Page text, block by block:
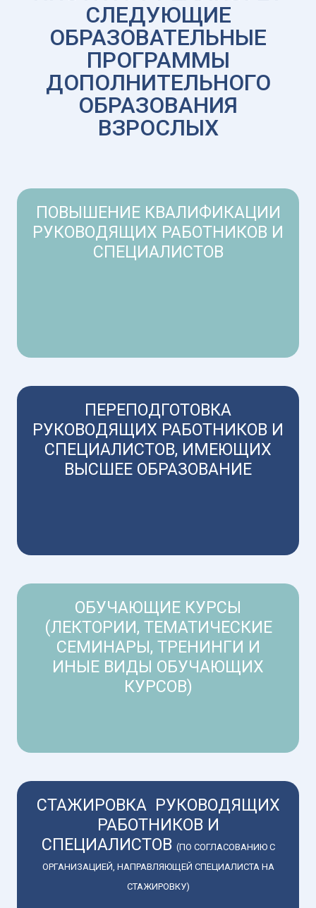
СЛЕДУЮЩИЕ
ОБРАЗОВАТЕЛЬНЫЕ
ПРОГРАММЫ
ДОПОЛНИТЕЛЬНОГО
ОБРАЗОВАНИЯ
ВЗРОСЛЫХ
ПОВЫШЕНИЕ КВАЛИФИКАЦИИ
РУКОВОДЯЩИХ РАБОТНИКОВ И
СПЕЦИАЛИСТОВ
ПЕРЕПОДГОТОВКА
РУКОВОДЯЩИХ РАБОТНИКОВ И
СПЕЦИАЛИСТОВ, ИМЕЮЩИХ
ВЫСШЕЕ ОБРАЗОВАНИЕ
ОБУЧАЮЩИЕ КУРСЫ
(ЛЕКТОРИИ, ТЕМАТИЧЕСКИЕ
СЕМИНАРЫ, ТРЕНИНГИ И
ИНЫЕ ВИДЫ ОБУЧАЮЩИХ
КУРСОВ)
СТАЖИРОВКА РУКОВОДЯЩИХ
РАБОТНИКОВ И
СПЕЦИАЛИСТОВ (ПО СОГЛАСОВАНИЮ С
ОРГАНИЗАЦИЕЙ, НАПРАВЛЯЮЩЕЙ СПЕЦИАЛИСТА НА
СТАЖИРОВКУ)